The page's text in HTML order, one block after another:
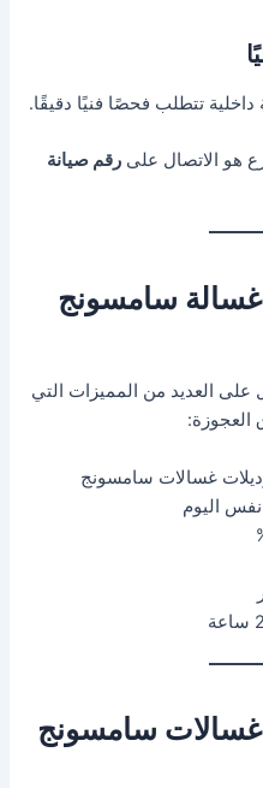
تتطلب فحصًا فنيًا دقيقًا.
هو الاتصال علىرقم صيانة
سامسونج
العديد من المميزات التي
غسالات سامسونج
اليوم
غسالات سامسونج